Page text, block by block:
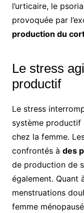
l’urticaire, le
provoquée par
production du
Le stress
productif
Le stress
système productif
chez la femme.
confrontés à des
de production de
également. Quant
menstruations
femme